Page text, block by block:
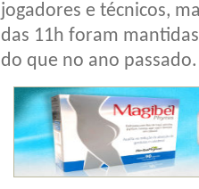
jogadores e técnicos,
das 11h foram
do que no ano passado.